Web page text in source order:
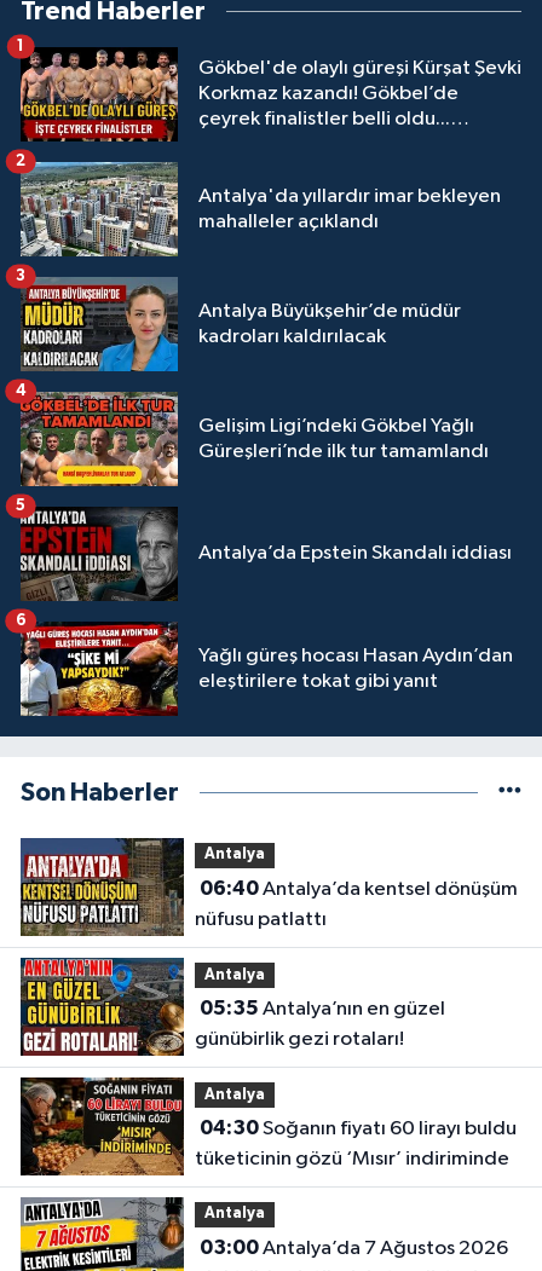
Trend Haberler
Gökbel'de olaylı güreşi Kürşat Şevki
Korkmaz kazandı! Gökbel’de
çeyrek finalistler belli oldu...
1
Antalya'da yıllardır imar bekleyen
mahalleler açıklandı
2
Antalya Büyükşehir’de müdür
kadroları kaldırılacak
3
Gelişim Ligi’ndeki Gökbel Yağlı
Güreşleri’nde ilk tur tamamlandı
4
Antalya’da Epstein Skandalı iddiası
5
Yağlı güreş hocası Hasan Aydın’dan
eleştirilere tokat gibi yanıt
6
Son Haberler
Antalya
06:40Antalya’da kentsel dönüşüm
nüfusu patlattı
Antalya
05:35
günübirlik gezi rotaları!
Antalya
04:30Soğanın fiyatı 60 lirayı buldu
tüketicinin gözü ‘Mısır’ indiriminde
Antalya
03:00Antalya’da 7 Ağustos 2026